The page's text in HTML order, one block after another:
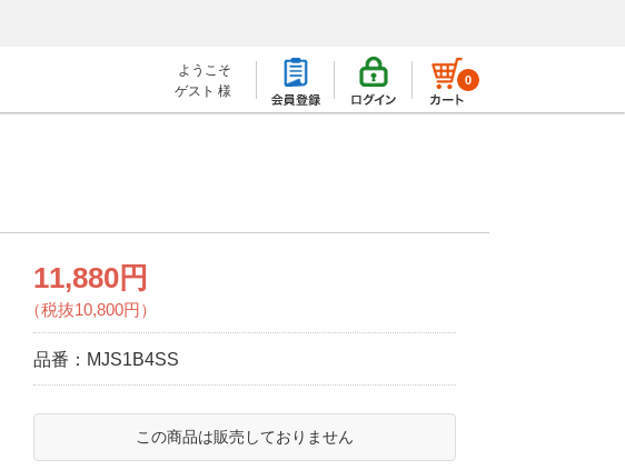
ようこそ
ゲスト 様
0
11,880円
（税抜10,800円）
品番： MJS1B4SS
この商品は販売しておりません